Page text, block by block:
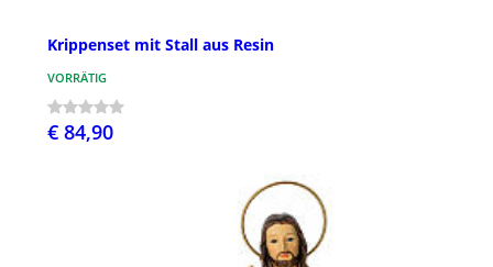
Krippenset mit Stall aus Resin
VORRÄTIG
€ 84,90